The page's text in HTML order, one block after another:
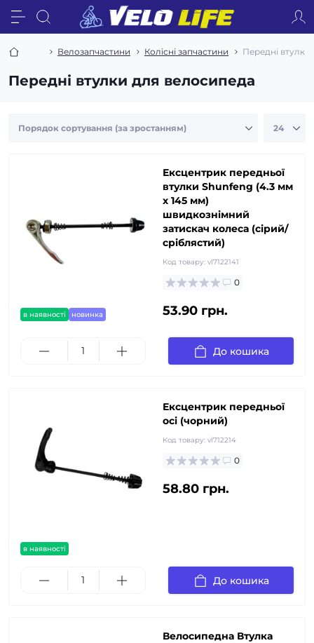
Велозапчастини Колісні запчастини Передні втулки
Передні втулки для велосипеда
в наявності новинка
Ексцентрик передньої
втулки Shunfeng (4.3 мм
х 145 мм)
швидкознімний
затискач колеса (сірий/
сріблястий)
Код товару: vl7122141
0
53.90 грн.
До кошика
в наявності
Ексцентрик передньої
осі (чорний)
Код товару: vl712214
0
58.80 грн.
До кошика
Велосипедна Втулка